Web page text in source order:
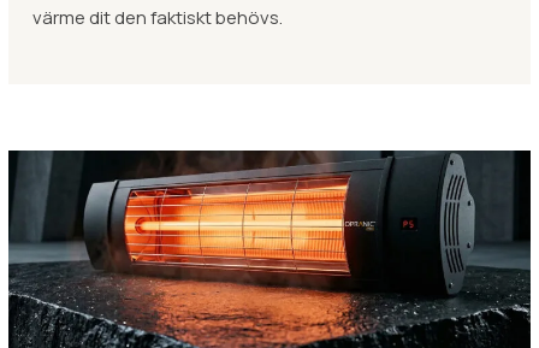
värme dit den faktiskt behövs.